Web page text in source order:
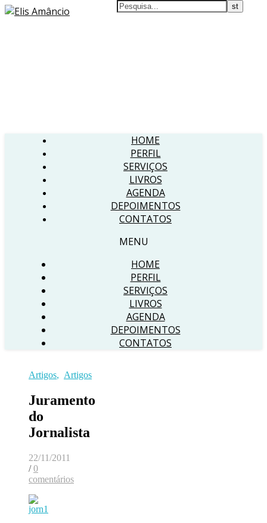
HOME
PERFIL
SERVIÇOS
LIVROS
AGENDA
DEPOIMENTOS
CONTATOS
MENU
HOME
PERFIL
SERVIÇOS
LIVROS
AGENDA
DEPOIMENTOS
CONTATOS
Artigos, Artigos
Juramento
do
Jornalista
22/11/2011
/ 0
comentários